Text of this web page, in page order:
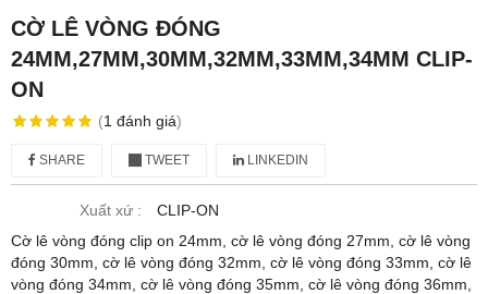
CỜ LÊ VÒNG ĐÓNG
24MM,27MM,30MM,32MM,33MM,34MM CLIP-
ON
(1 đánh giá)
SHARE TWEET LINKEDIN
Xuất xứ :
CLIP-ON
Cờ lê vòng đóng clip on 24mm, cờ lê vòng đóng 27mm, cờ lê vòng
đóng 30mm, cờ lê vòng đóng 32mm, cờ lê vòng đóng 33mm, cờ lê
vòng đóng 34mm, cờ lê vòng đóng 35mm, cờ lê vòng đóng 36mm,